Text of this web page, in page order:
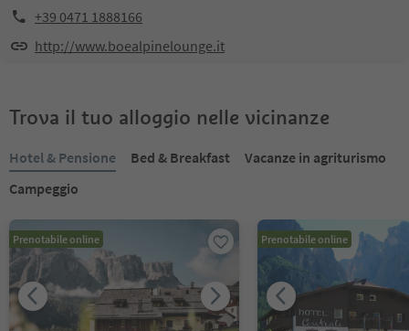
+39 0471 1888166
http://www.boealpinelounge.it
Trova il tuo alloggio nelle vicinanze
Hotel & Pensione Bed & Breakfast
Vacanze in agriturismo
Campeggio
Prenotabile online Prenotabile online